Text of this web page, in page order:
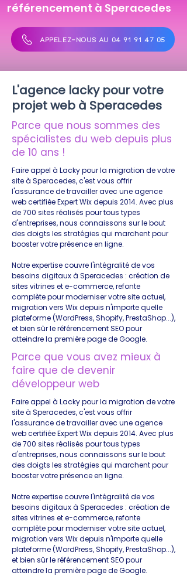
référencement à Speracedes
APPELEZ-NOUS AU 04 91 91 47 05
L'agence lacky pour votre
projet web à Speracedes
Parce que nous sommes des
spécialistes du web depuis plus
de 10 ans !
Faire appel à Lacky pour la migration de votre
site à Speracedes, c'est vous offrir
l'assurance de travailler avec une agence
web certifiée Expert Wix depuis 2014. Avec plus
de 700 sites réalisés pour tous types
d'entreprises, nous connaissons sur le bout
des doigts les stratégies qui marchent pour
booster votre présence en ligne.
Notre expertise couvre l'intégralité de vos
besoins digitaux à Speracedes : création de
sites vitrines et e-commerce, refonte
complète pour moderniser votre site actuel,
migration vers Wix depuis n'importe quelle
plateforme (WordPress, Shopify, PrestaShop...),
et bien sûr le référencement SEO pour
atteindre la première page de Google.
Parce que vous avez mieux à
faire que de devenir
développeur web
Faire appel à Lacky pour la migration de votre
site à Speracedes, c'est vous offrir
l'assurance de travailler avec une agence
web certifiée Expert Wix depuis 2014. Avec plus
de 700 sites réalisés pour tous types
d'entreprises, nous connaissons sur le bout
des doigts les stratégies qui marchent pour
booster votre présence en ligne.
Notre expertise couvre l'intégralité de vos
besoins digitaux à Speracedes : création de
sites vitrines et e-commerce, refonte
complète pour moderniser votre site actuel,
migration vers Wix depuis n'importe quelle
plateforme (WordPress, Shopify, PrestaShop...),
et bien sûr le référencement SEO pour
atteindre la première page de Google.